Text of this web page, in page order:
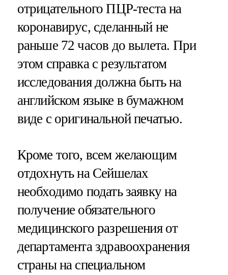
отрицательного ПЦР-теста на
коронавирус, сделанный не
раньше 72 часов до вылета. При
этом справка с результатом
исследования должна быть на
английском языке в бумажном
виде с оригинальной печатью.
Кроме того, всем желающим
отдохнуть на Сейшелах
необходимо подать заявку на
получение обязательного
медицинского разрешения от
департамента здравоохранения
страны на специальном